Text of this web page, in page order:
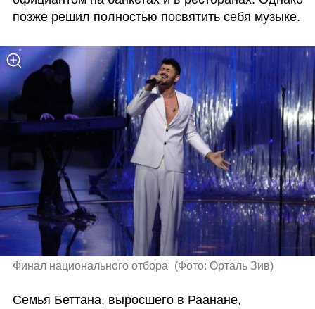
Финал национального отбора (Фото: Орталь Зив)
Семья Беттана, выросшего в Раанане,